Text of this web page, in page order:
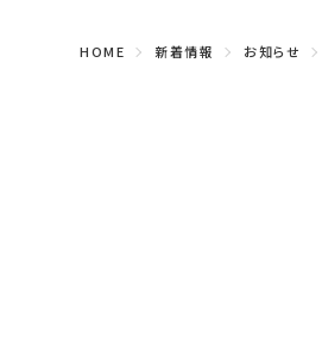
HOME 新着情報 お知らせ